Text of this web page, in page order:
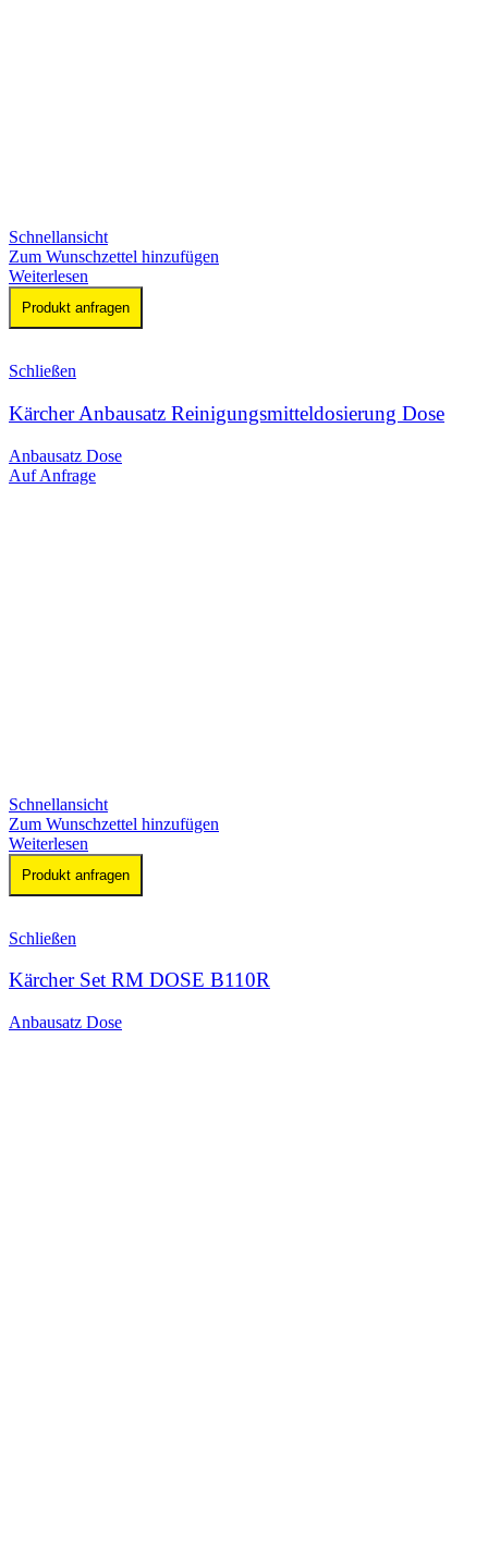
Schnellansicht
Zum Wunschzettel hinzufügen
Weiterlesen
Produkt anfragen
Schließen
Kärcher Anbausatz Reinigungsmitteldosierung Dose
Anbausatz Dose
Auf Anfrage
Schnellansicht
Zum Wunschzettel hinzufügen
Weiterlesen
Produkt anfragen
Schließen
Kärcher Set RM DOSE B110R
Anbausatz Dose